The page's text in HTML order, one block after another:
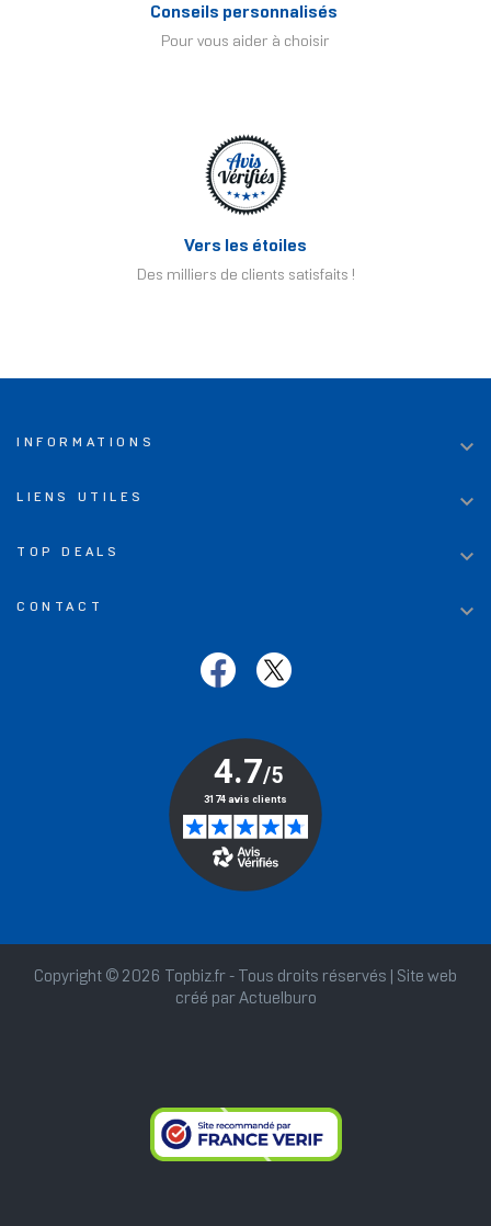
Conseils personnalisés
Pour vous aider à choisir
Vers les étoiles
Des milliers de clients satisfaits !
INFORMATIONS 
LIENS UTILES 
TOP DEALS 
CONTACT 
Copyright © 2026 Topbiz.fr - Tous droits réservés | Site web
créé par Actuelburo